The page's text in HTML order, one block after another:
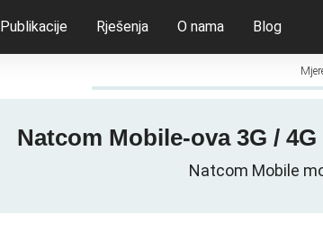
Publikacije Rješenja O nama Blog
Natcom Mobile-ova 3G /
Natcom Mobile